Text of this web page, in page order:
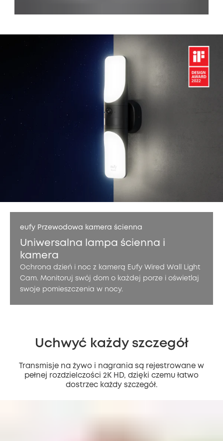
eufy Przewodowa kamera ścienna
Uniwersalna lampa ścienna i
kamera
Ochrona dzień i noc z kamerą Eufy Wired Wall Light
Cam. Monitoruj swój dom o każdej porze i oświetlaj
swoje pomieszczenia w nocy.
Uchwyć każdy szczegół
Transmisje na żywo i nagrania są rejestrowane w
pełnej rozdzielczości 2K HD, dzięki czemu łatwo
dostrzec każdy szczegół.